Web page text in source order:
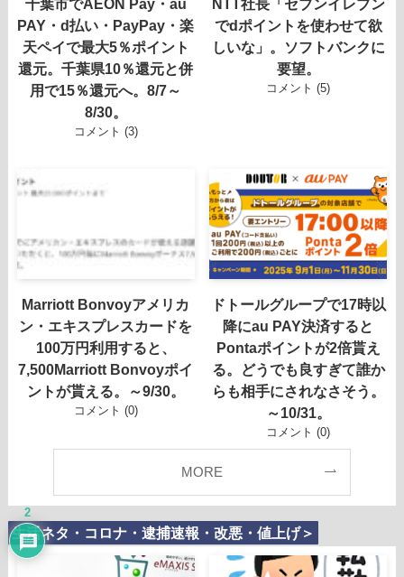
千葉市でAEON Pay・au
PAY・d払い・PayPay・楽
天ペイで最大5％ポイント
還元。千葉県10％還元と併
用で15％還元へ。8/7～
8/30。
コメント (3)
NTT社長「セブンイレブン
でdポイントを使わせて欲
しいな」。ソフトバンクに
要望。
コメント (5)
Marriott Bonvoyアメリカ
ン・エキスプレスカードを
100万円利用すると、
7,500Marriott Bonvoyポイ
ントが貰える。～9/30。
コメント (0)
ドトールグループで17時以
降にau PAY決済すると
Pontaポイントが2倍貰え
る。どうでも良すぎて誰か
らも相手にされなさそう。
～10/31。
コメント (0)
MORE
生活ネタ・コロナ・逮捕速報・改悪・値上げ＞
2